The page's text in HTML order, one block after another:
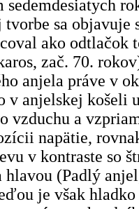
sedemdesiatych
sa objavuje
ako odtlačok
zač. 70.
anjela práve v
v anjelskej košeli
vzduchu a
napätie,
v kontraste so
(Padlý
je však